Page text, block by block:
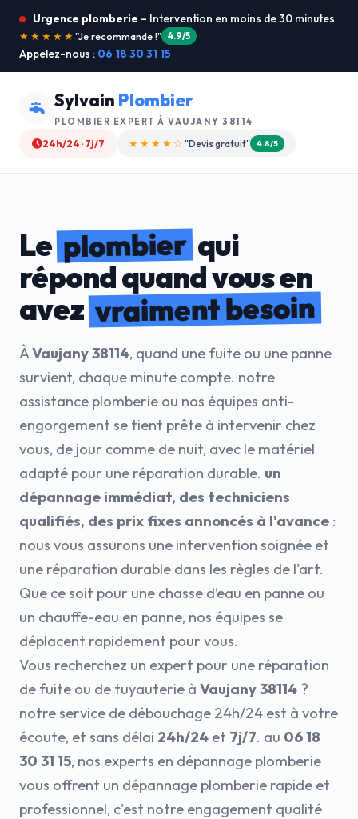
Urgence plomberie – Intervention en moins de 30 minutes
★★★★★"Service ultra rapide !" 5.0/5
Appelez-nous : 06 18 30 31 15
Sylvain Plombier
PLOMBIER EXPERT À VAUJANY 38114
24h/24 · 7j/7 ★★★★☆ "Devis gratuit" 4.8/5
Leplombierqui
répond quand vous en
avezvraiment besoin
ÀVaujany 38114, quand une fuite ou une panne
survient, chaque minute compte. notre
assistance plomberie ou nos équipes anti-
engorgement se tient prête à intervenir chez
vous, de jour comme de nuit, avec le matériel
adapté pour une réparation durable. un
dépannage immédiat, des techniciens
qualifiés, des prix fixes annoncés à l'avance :
nous vous assurons une intervention soignée et
une réparation durable dans les règles de l'art.
Que ce soit pour une chasse d’eau en panne ou
un chauffe-eau en panne, nos équipes se
déplacent rapidement pour vous.
Vous recherchez un expert pour une réparation
de fuite ou de tuyauterie à Vaujany 38114 ?
notre service de débouchage 24h/24 est à votre
écoute, et sans délai 24h/24 et 7j/7. au 06 18
30 31 15, nos experts en dépannage plomberie
vous offrent un dépannage plomberie rapide et
professionnel, c'est notre engagement qualité